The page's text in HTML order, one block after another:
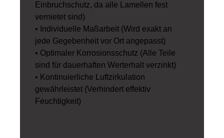
Einbruchschutz, da alle Lamellen fest
vernietet sind)
• Individuelle Maßarbeit (Wird exakt an
jede Gegebenheit vor Ort angepasst)
• Optimaler Korrosionsschutz (Alle Teile
sind für dauerhaften Werterhalt verzinkt)
• Kontinuierliche Luftzirkulation
gewährleistet (Verhindert effektiv
Feuchtigkeit)